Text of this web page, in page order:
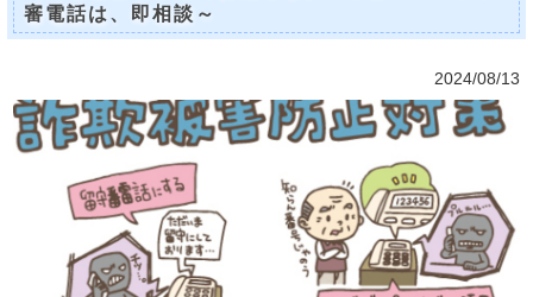
審電話は、即相談～
2024/08/13